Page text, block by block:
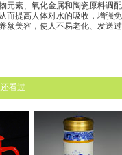
元素、氧化金属和陶瓷原料调
而提高人体对水的吸收，增强
颜美容，使人不易老化、发送
看过